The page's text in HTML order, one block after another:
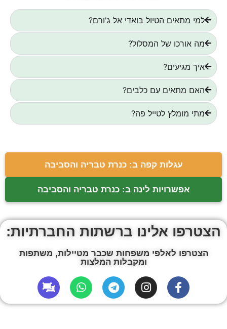
למי מתאים הטיול בואדי אל ג'ורם?
מה אורכו של המסלול?
איך מגיעים?
האם מתאים עם כלבים?
מתי מומלץ לטייל פה?
עגלות קפה ב: כנרת טבריה והסביבה
אפשרויות לינה ב: כנרת טבריה והסביבה
הצטרפו אלינו ברשתות החברתיות:
הצטרפו לאלפי משפחות שכבר מטיילות, משתפות
ומקבלות המלצות